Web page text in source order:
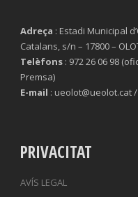
Adreça : Estadi Municipal
Catalans, s/n – 17800 –
Telèfons : 972 26 06 98
Premsa)
E-mail : ueolot@ueolot.cat
PRIVACITAT
AVÍS LEGAL